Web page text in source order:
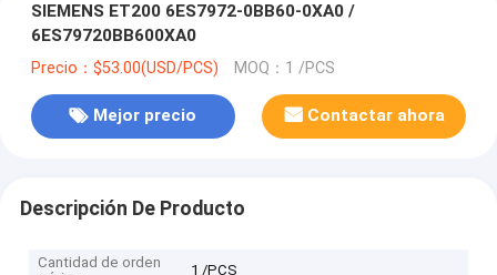
SIEMENS ET200 6ES7972-0BB60-0XA0 /
6ES79720BB600XA0
Precio：$53.00(USD/PCS) MOQ：1 /PCS
Mejor precio Contactar ahora
Descripción De Producto
Cantidad de orden
1 /PCS